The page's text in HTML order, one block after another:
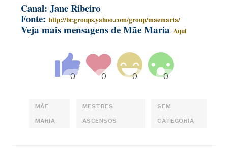
Canal: Jane Ribeiro
Fonte: http://br.groups.yahoo.com/group/maemaria/
Veja mais mensagens de Mãe Maria Aqui
MÃE
MARIA
MESTRES
ASCENSOS
SEM
CATEGORIA